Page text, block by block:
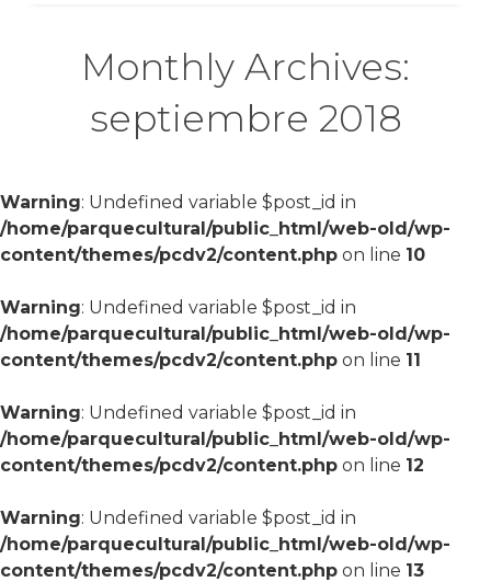
Monthly Archives:
septiembre 2018
Warning: Undefined variable $post_id in
/home/parquecultural/public_html/web-old/wp-
content/themes/pcdv2/content.php on line 10
Warning: Undefined variable $post_id in
/home/parquecultural/public_html/web-old/wp-
content/themes/pcdv2/content.php on line 11
Warning: Undefined variable $post_id in
/home/parquecultural/public_html/web-old/wp-
content/themes/pcdv2/content.php on line 12
Warning: Undefined variable $post_id in
/home/parquecultural/public_html/web-old/wp-
content/themes/pcdv2/content.php on line 13